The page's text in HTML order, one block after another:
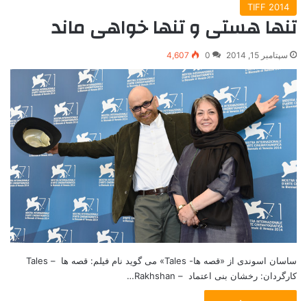
TIFF 2014
تنها هستی و تنها خواهی ماند
سپتامبر 15, 2014 0
4,607
ساسان اسوندی از «قصه ها- Tales» می گوید نام فیلم: قصه ها – Tales
کارگردان: رخشان بنی اعتماد – Rakhshan…